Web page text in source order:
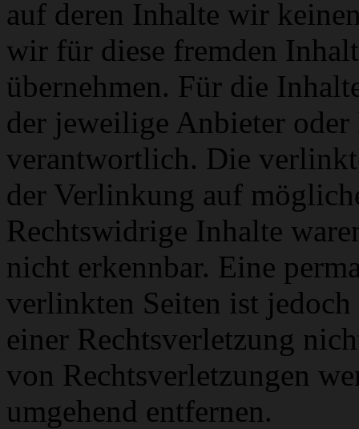
auf deren Inhalte wir
wir für diese fremden
übernehmen. Für die
der jeweilige Anbieter oder
verantwortlich. Die
der Verlinkung auf
Rechtswidrige Inhalte
nicht erkennbar. Eine
verlinkten Seiten ist
einer Rechtsverletzung
von Rechtsverletzungen
umgehend entfernen.